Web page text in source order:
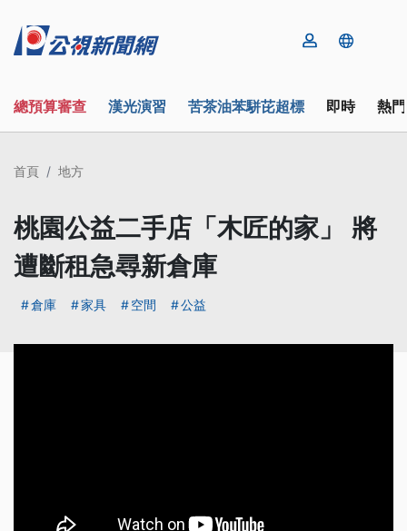
總預算審查 漢光演習 苦茶油苯駢芘超標 即時 熱
首頁 地方
桃園公益二手店「木匠的家」 將
遭斷租急尋新倉庫
倉庫 家具 空間 公益